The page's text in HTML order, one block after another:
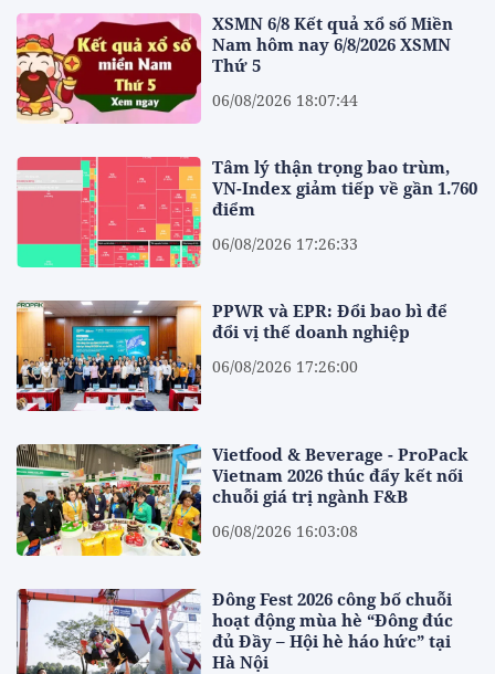
XSMN 6/8 Kết quả xổ số Miền
Nam hôm nay 6/8/2026 XSMN
Thứ 5
06/08/2026 18:07:44
Tâm lý thận trọng bao trùm,
VN-Index giảm tiếp về gần 1.760
điểm
06/08/2026 17:26:33
PPWR và EPR: Đổi bao bì để
đổi vị thế doanh nghiệp
06/08/2026 17:26:00
Vietfood & Beverage - ProPack
Vietnam 2026 thúc đẩy kết nối
chuỗi giá trị ngành F&B
06/08/2026 16:03:08
Đông Fest 2026 công bố chuỗi
hoạt động mùa hè “Đông đúc
đủ Đầy – Hội hè háo hức” tại
Hà Nội